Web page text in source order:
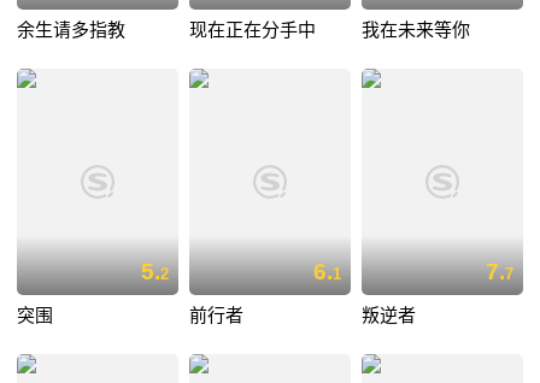
余生请多指教 现在正在分手中 我在未来等你
5.2
突围
6.1
前行者
7.7
叛逆者